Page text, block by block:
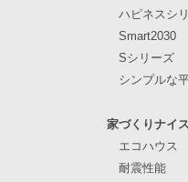
ハピネスシ
Smart2030
Sシリーズ
シンプルな
家づくりナイ
エコハウス
耐震性能